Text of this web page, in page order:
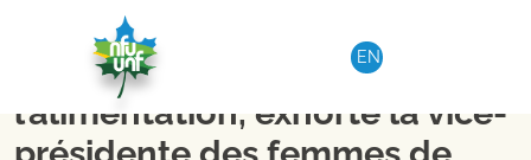
Aller au contenu
EN
COMMUNIQUÉ DE PRESSE
Votez avec votre argent pour
l’alimentation, exhorte la vice-